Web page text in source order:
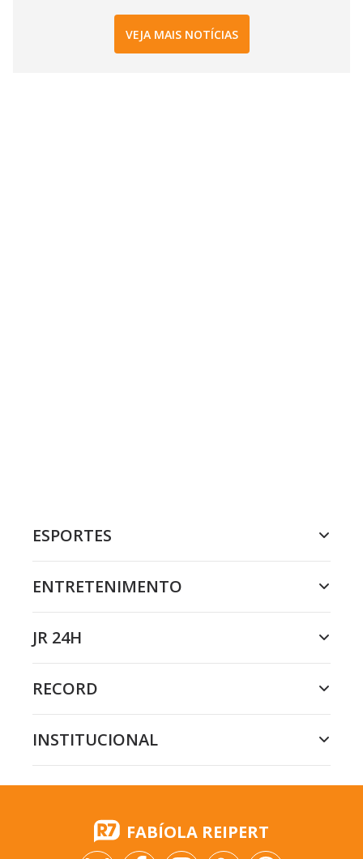
VEJA MAIS NOTÍCIAS
ESPORTES
ENTRETENIMENTO
JR 24H
RECORD
INSTITUCIONAL
FABÍOLA REIPERT